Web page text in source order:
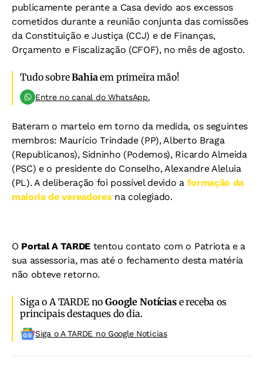
publicamente perante a Casa devido aos excessos
cometidos durante a reunião conjunta das comissões
da Constituição e Justiça (CCJ) e de Finanças,
Orçamento e Fiscalização (CFOF), no mês de agosto.
Tudo sobreBahiaem primeira mão!
Entre no canal do WhatsApp.
Bateram o martelo em torno da medida, os seguintes
membros: Maurício Trindade (PP), Alberto Braga
(Republicanos), Sidninho (Podemos), Ricardo Almeida
(PSC) e o presidente do Conselho, Alexandre Aleluia
(PL). A deliberação foi possível devido a formação da
maioria de vereadores na colegiado.
O Portal A TARDEtentou contato com o Patriota e a
sua assessoria, mas até o fechamento desta matéria
não obteve retorno.
Siga o A TARDE noGoogle Notíciase receba os
principais destaques do dia.
Siga o A TARDE no Google Noticias